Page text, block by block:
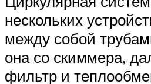
нескольких
между собой
она со скиммера,
фильтр и